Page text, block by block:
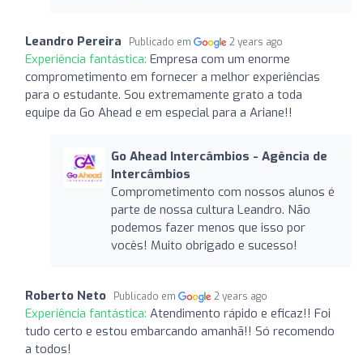
Leandro Pereira Publicado em 2 years ago
Experiência fantástica: Empresa com um enorme
comprometimento em fornecer a melhor experiências
para o estudante. Sou extremamente grato a toda
equipe da Go Ahead e em especial para a Ariane!!
Go Ahead Intercâmbios - Agência de
Intercâmbios
Comprometimento com nossos alunos é
parte de nossa cultura Leandro. Não
podemos fazer menos que isso por
vocês! Muito obrigado e sucesso!
Roberto Neto Publicado em 2 years ago
Experiência fantástica: Atendimento rápido e eficaz!! Foi
tudo certo e estou embarcando amanhã!! Só recomendo
a todos!